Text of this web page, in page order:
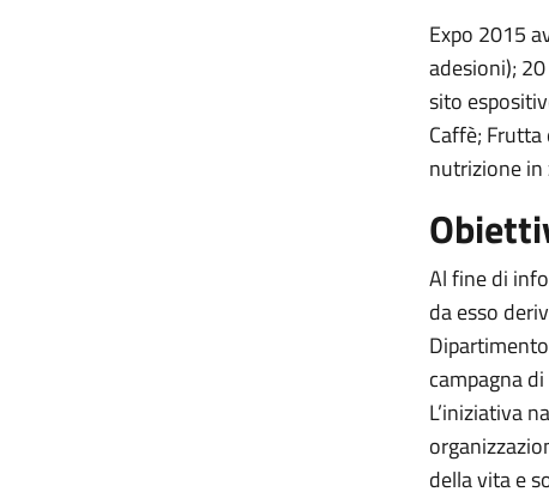
Expo 2015
adesioni);
sito
Caffè; Frutta
nutrizione in
Al fine di
da esso
campagna
L’iniziativa
della vita e